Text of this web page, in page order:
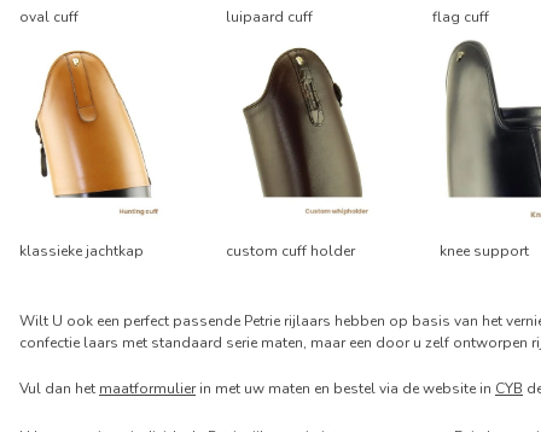
oval cuff luipaard cuff flag cuff
klassieke jachtkap custom cuff holder knee support
Wilt U ook een perfect passende Petrie rijlaars hebben op basis van het
confectie laars met standaard serie maten, maar een door u zelf ontworpen
Vul dan het maatformulierin met uw maten en bestel via de website in CYB